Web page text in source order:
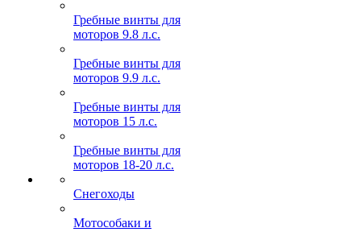
Гребные винты для
моторов 9.8 л.с.
Гребные винты для
моторов 9.9 л.с.
Гребные винты для
моторов 15 л.с.
Гребные винты для
моторов 18-20 л.с.
Снегоходы
Мотособаки и